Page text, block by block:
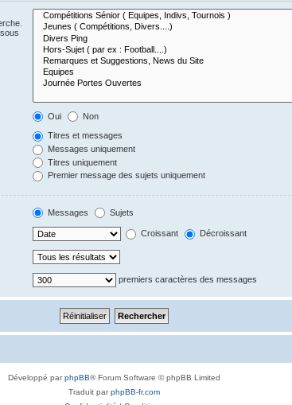
Oui Non
Titres et messages
Messages uniquement
Titres uniquement
Premier message des sujets uniquement
Messages Sujets
Croissant Décroissant
premiers caractères des messages
Développé parphpBB® Forum Software © phpBB Limited
Traduit parphpBB-fr.com